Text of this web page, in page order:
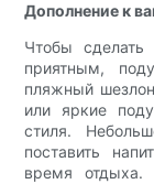
Дополнение к
Чтобы
приятным,
пляжный
или яркие
стиля.
поставить
время отдыха.